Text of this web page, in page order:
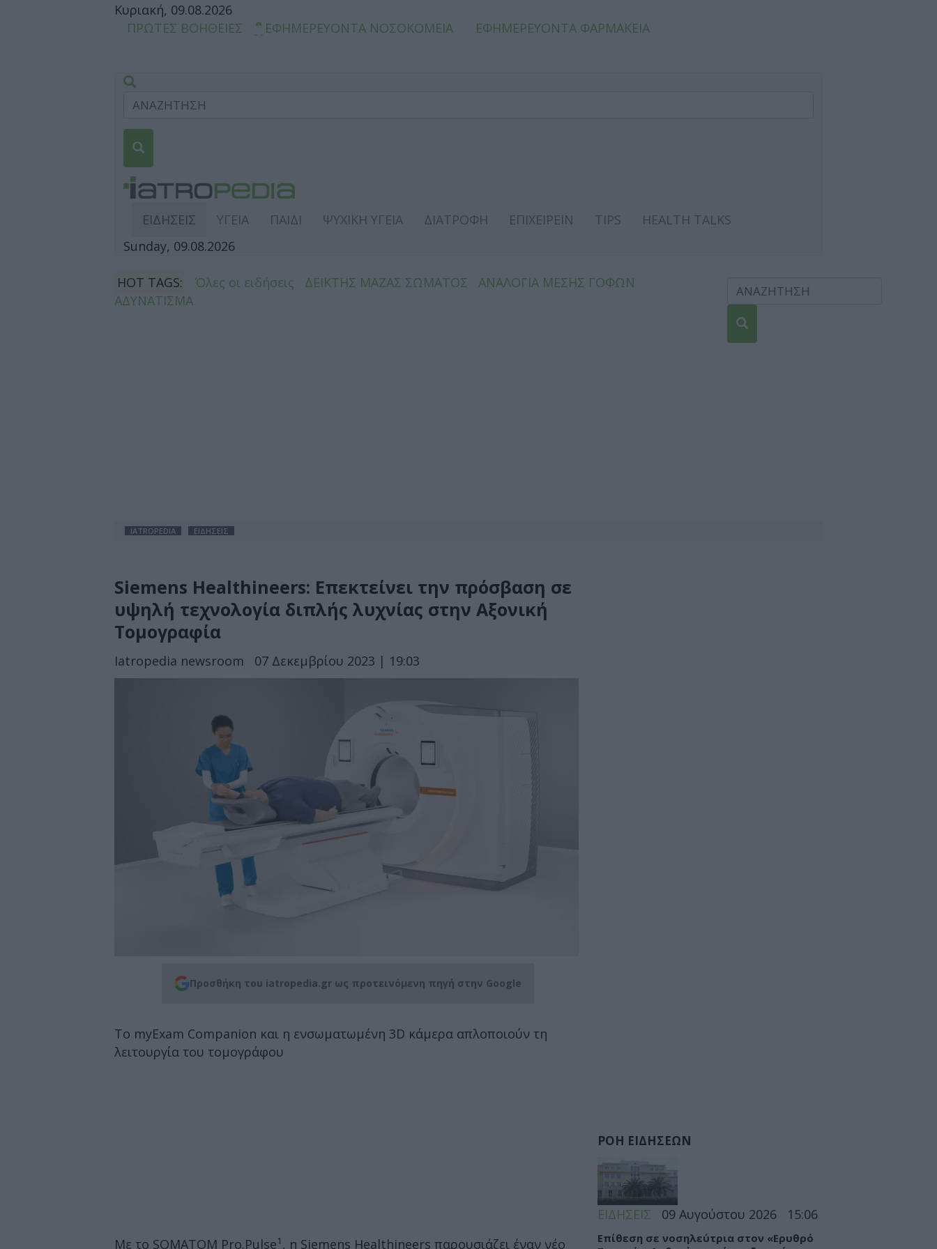
Κυριακή, 09.08.2026
ΠΡΩΤΕΣ ΒΟΗΘΕΙΕΣ
ΕΦΗΜΕΡΕΥΟΝΤΑ ΝΟΣΟΚΟΜΕΙΑ ΕΦΗΜΕΡΕΥΟΝΤΑ ΦΑΡΜΑΚΕΙΑ
ΕΙΔΗΣΕΙΣ ΥΓΕΙΑ ΠΑΙΔΙ ΨΥΧΙΚΗ ΥΓΕΙΑ ΔΙΑΤΡΟΦΗ ΕΠΙΧΕΙΡΕΙΝ TIPS
HEALTH TALKS
Sunday, 09.08.2026
HOT TAGS: Όλες οι ειδήσεις ΔΕΙΚΤΗΣ ΜΑΖΑΣ ΣΩΜΑΤΟΣ
ΑΝΑΛΟΓΙΑ ΜΕΣΗΣ ΓΟΦΩΝ
ΑΔΥΝΑΤΙΣΜΑ
IATROPEDIA ΕΙΔΗΣΕΙΣ
Siemens Healthineers: Επεκτείνει την πρόσβαση σε
υψηλή τεχνολογία διπλής λυχνίας στην Αξονική
Τομογραφία
Iatropedia newsroom 07 Δεκεμβρίου 2023 | 19:03
Προσθήκη του iatropedia.gr ως προτεινόμενη πηγή στην Google
Το myExam Companion και η ενσωματωμένη 3D κάμερα απλοποιούν τη
λειτουργία του τομογράφου
Με το SOMATOM Pro.Pulse1 , η Siemens Healthineers παρουσιάζει έναν νέο
ΡΟΗ ΕΙΔΗΣΕΩΝ
ΕΙΔΗΣΕΙΣ 09 Αυγούστου 2026 15:06
Eπίθεση σε νοσηλεύτρια στον «Ερυθρό